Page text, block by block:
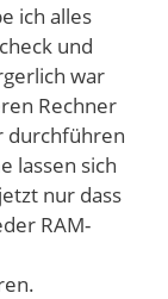
ich alles
und
war
Rechner
durchführen
lassen sich
nur dass
RAM-